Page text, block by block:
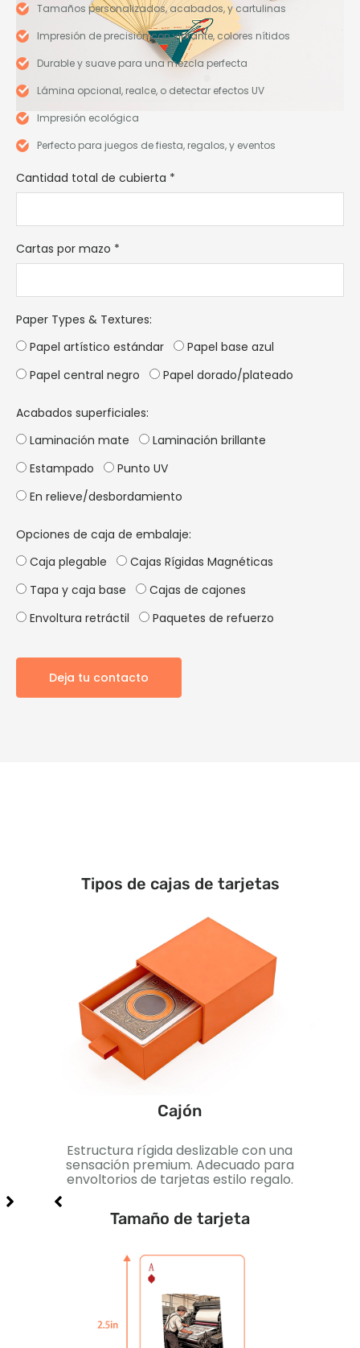
Tamaños personalizados, acabados, y cartulinas
Impresión de precisión con vibrante, colores nítidos
Durable y suave para una mezcla perfecta
Lámina opcional, realce, o detectar efectos UV
Impresión ecológica
Perfecto para juegos de fiesta, regalos, y eventos
Cantidad total de cubierta *
Cartas por mazo *
Paper Types & Textures:
Papel artístico estándar
Papel base azul
Papel central negro
Papel dorado/plateado
Acabados superficiales:
Laminación mate
Laminación brillante
Estampado
Punto UV
En relieve/desbordamiento
Opciones de caja de embalaje:
Caja plegable
Cajas Rígidas Magnéticas
Tapa y caja base
Cajas de cajones
Envoltura retráctil
Paquetes de refuerzo
Deja tu contacto
Tipos de cajas de tarjetas
Cajón
Estructura rígida deslizable con una
sensación premium. Adecuado para
envoltorios de tarjetas estilo regalo.
Tamaño de tarjeta